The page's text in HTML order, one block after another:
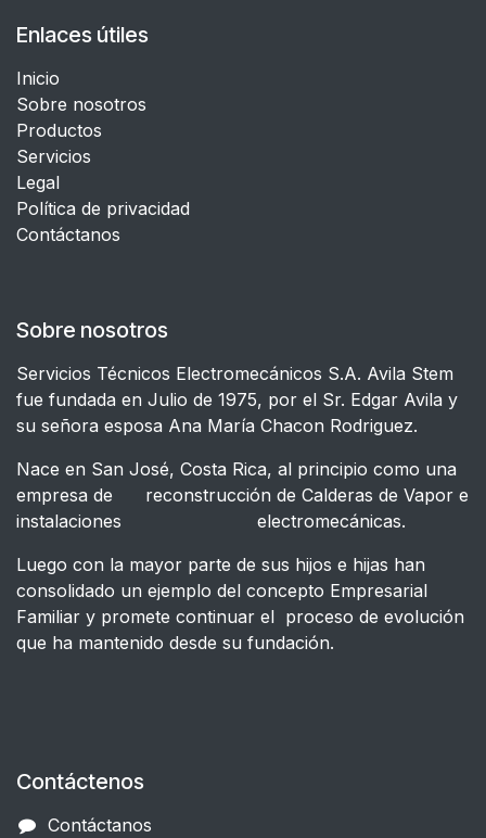
Enlaces útiles
Inicio
Sobre nosotros
Productos
Servicios
Legal
​Política de privacidad
Contáctanos
Sobre nosotros
Servicios Técnicos Electromecánicos S.A. Avila Stem
fue fundada en Julio de 1975, por el Sr. Edgar Avila y
su señora esposa Ana María Chacon Rodriguez.
Nace en San José, Costa Rica, al principio como una
empresa de reconstrucción de Calderas de Vapor e
instalaciones electromecánicas.
Luego con la mayor parte de sus hijos e hijas han
consolidado un ejemplo del concepto Empresarial
Familiar y promete continuar el proceso de evolución
que ha mantenido desde su fundación.
Contáctenos
Contáctanos